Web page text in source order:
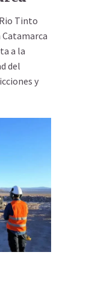
Tinto
a la
del
y